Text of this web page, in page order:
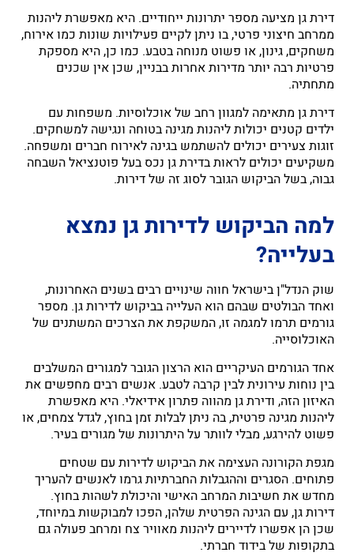
דירת גן מציעה מספר יתרונות ייחודיים. היא מאפשרת ליהנות
ממרחב חיצוני פרטי, בו ניתן לקיים פעילויות שונות כמו אירוח,
משחקים, גינון, או פשוט מנוחה בטבע. כמו כן, היא מספקת
פרטיות רבה יותר מדירות אחרות בבניין, שכן אין שכנים
מתחתיה.
דירת גן מתאימה למגוון רחב של אוכלוסיות. משפחות עם
ילדים קטנים יכולות ליהנות מגינה בטוחה ונגישה למשחקים.
זוגות צעירים יכולים להשתמש בגינה לאירוח חברים ומשפחה.
משקיעים יכולים לראות בדירת גן נכס בעל פוטנציאל השבחה
גבוה, בשל הביקוש הגובר לסוג זה של דירות.
למה הביקוש לדירות גן נמצא
בעלייה?
שוק הנדל"ן בישראל חווה שינויים רבים בשנים האחרונות,
ואחד הבולטים שבהם הוא העלייה בביקוש לדירות גן. מספר
גורמים תרמו למגמה זו, המשקפת את הצרכים המשתנים של
האוכלוסייה.
אחד הגורמים העיקריים הוא הרצון הגובר למגורים המשלבים
בין נוחות עירונית לבין קרבה לטבע. אנשים רבים מחפשים את
האיזון הזה, ודירת גן מהווה פתרון אידיאלי. היא מאפשרת
ליהנות מגינה פרטית, בה ניתן לבלות זמן בחוץ, לגדל צמחים, או
פשוט להירגע, מבלי לוותר על היתרונות של מגורים בעיר.
מגפת הקורונה העצימה את הביקוש לדירות עם שטחים
פתוחים. הסגרים וההגבלות החברתיות גרמו לאנשים להעריך
מחדש את חשיבות המרחב האישי והיכולת לשהות בחוץ.
דירות גן, עם הגינה הפרטית שלהן, הפכו למבוקשות במיוחד,
שכן הן אפשרו לדיירים ליהנות מאוויר צח ומרחב פעולה גם
בתקופות של בידוד חברתי.